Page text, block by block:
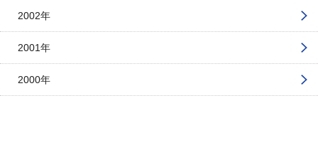
2002年
2001年
2000年